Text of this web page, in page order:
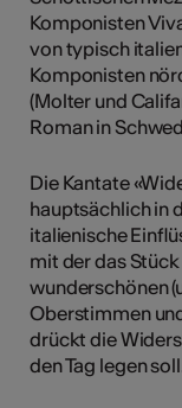
Komponisten
von typisch
Komponisten
(Molter und
Roman in
Die Kantate
hauptsächlich in
italienische
mit der das
wunderschönen
Oberstimmen
drückt die
den Tag legen